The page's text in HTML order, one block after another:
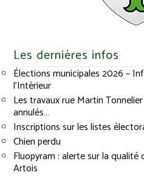
Les dernières infos
Élections municipales 2026 –
l’Intérieur
Les travaux rue Martin
annulés…
Inscriptions sur les listes
Chien perdu
Fluopyram : alerte sur la qualité
Artois